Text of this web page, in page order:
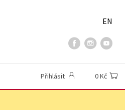
EN
Přihlásit 0 Kč